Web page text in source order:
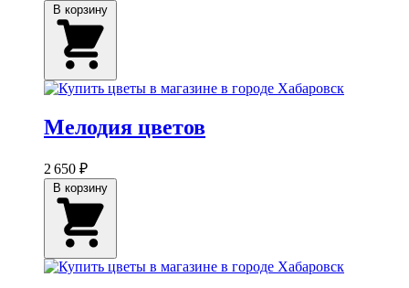
Мелодия цветов
2 650 ₽